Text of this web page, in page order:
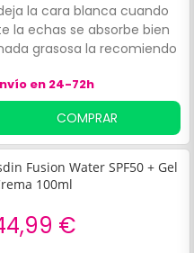
la cara blanca cuando
la echas se absorbe bien
grasosa la recomiendo
en 24-72h
COMPRAR
Fusion Water SPF50 + Gel
100ml
€